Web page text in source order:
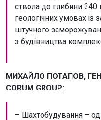
ствола до глибини 340
геологічних умовах із
штучного
з будівництва
МИХАЙЛО ПОТАПОВ,
CORUM GROUP:
– Шахтобудування –